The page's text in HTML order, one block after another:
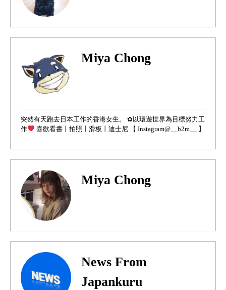
Miya Chong
突然有天跑去日本工作的香港女生。 ✿以環遊世界為目標努力工
作
喜歡看書丨拍照丨滑板丨迪士尼 【 Instagram@__b2m__ 】
Miya Chong
News From
Japankuru